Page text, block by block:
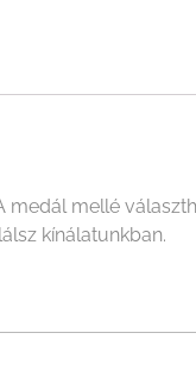
mellé
kínálatunkban.